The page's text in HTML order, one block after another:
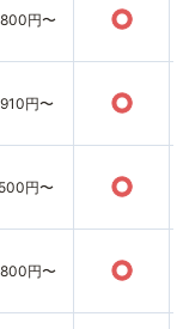
円〜 ○
円〜 ○
円〜 ○
円〜 ○